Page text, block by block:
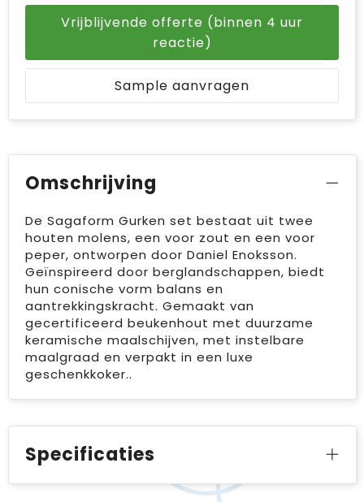
Vrijblijvende offerte (binnen 4 uur
reactie)
Sample aanvragen
Omschrijving
De Sagaform Gurken set bestaat uit twee
houten molens, een voor zout en een voor
peper, ontworpen door Daniel Enoksson.
Geïnspireerd door berglandschappen, biedt
hun conische vorm balans en
aantrekkingskracht. Gemaakt van
gecertificeerd beukenhout met duurzame
keramische maalschijven, met instelbare
maalgraad en verpakt in een luxe
geschenkkoker..
Specificaties